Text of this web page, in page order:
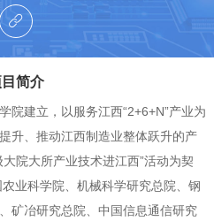
简介
院建立，以服务江西“2+6+N”产业为
升、推动江西制造业整体跃升的产
院大所产业技术进江西”活动为契
业科学院、机械科学研究总院、钢
矿冶研究总院、中国信息通信研究